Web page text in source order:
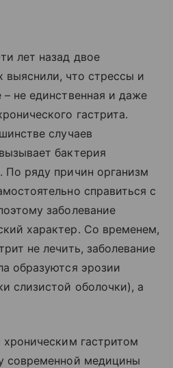
лет назад двое
выяснили, что стрессы и
– не единственная и даже
гастрита.
случаев
бактерия
По ряду причин организм
справиться с
заболевание
характер. Со временем,
не лечить, заболевание
образуются эрозии
слизистой оболочки), а
гастритом
современной медицины